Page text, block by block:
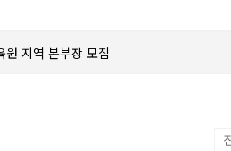
원 지역 본부장 모집